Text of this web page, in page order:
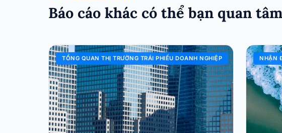
Báo cáo khác có thể bạn quan tâm
TỔNG QUAN THỊ TRƯỜNG TRÁI PHIẾU DOANH NGHIỆP NHẬN